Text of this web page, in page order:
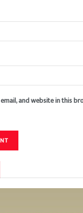
email, and website in this